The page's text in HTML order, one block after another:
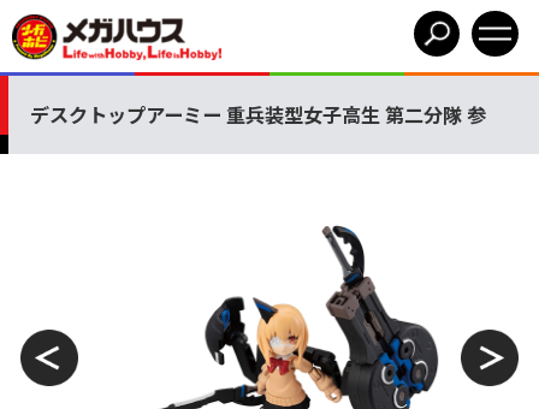
デスクトップアーミー 重兵装型女子高生 第二分隊 参